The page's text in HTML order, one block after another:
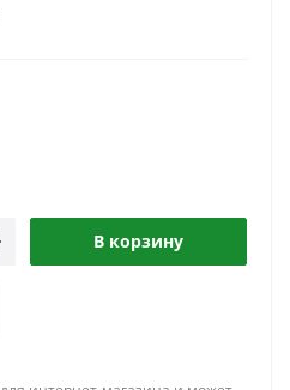
В корзину